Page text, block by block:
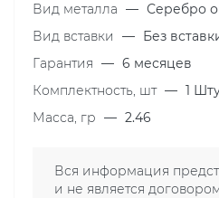
Вид металла — Серебро
Вид вставки
— Без
Гарантия — 6 месяцев
Комплектность, шт — 1
Масса, гр — 2.46
Вся информация
и не является